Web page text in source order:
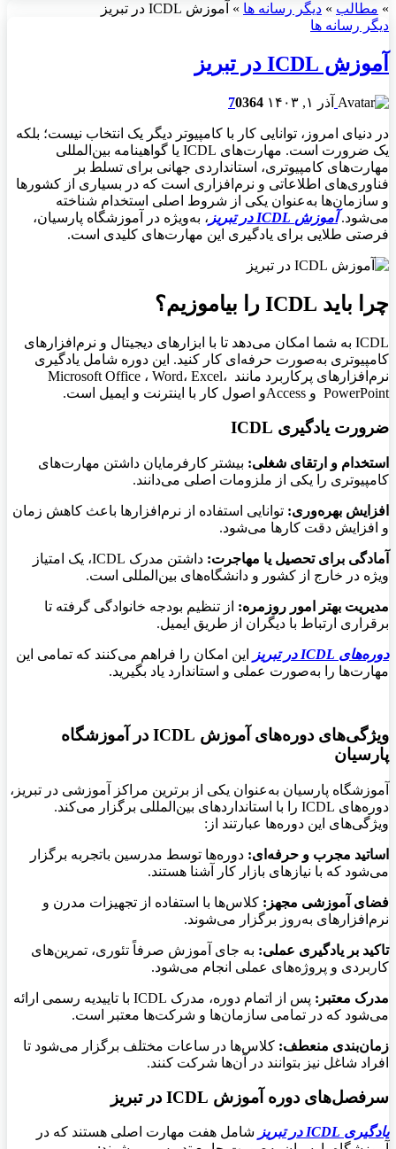
» مطالب » دیگر رسانه ها » آموزش ICDL در تبریز
دیگر رسانه ها
آموزش ICDL در تبریز
آذر ۱, ۱۴۰۳ 70364
در دنیای امروز، توانایی کار با کامپیوتر دیگر یک انتخاب نیست؛ بلکه
یک ضرورت است. مهارت‌های
ICDL یا گواهینامه بین‌المللی
مهارت‌های کامپیوتری، استانداردی جهانی برای تسلط بر
فناوری‌های اطلاعاتی و نرم‌افزاری است که در بسیاری از کشورها
و سازمان‌ها به‌عنوان یکی از شروط اصلی استخدام شناخته
می‌شود.آموزش در تبریز ، به‌ویژه در آموزشگاه پارسیان،
فرصتی طلایی برای یادگیری این مهارت‌های کلیدی است.
چرا باید را بیاموزیم؟
ICDL به شما امکان می‌دهد تا با ابزارهای دیجیتال و نرم‌افزارهای
کامپیوتری به‌صورت حرفه‌ای کار کنید. این دوره شامل یادگیری
نرم‌افزارهای پرکاربرد مانند
Word، Excel،
PowerPoint و
.
ضرورت یادگیری ICDL
استخدام و ارتقای شغلی: بیشتر کارفرمایان داشتن مهارت‌های
کامپیوتری را یکی از ملزومات اصلی می‌دانند.
افزایش بهره‌وری: توانایی استفاده از نرم‌افزارها باعث کاهش زمان
و افزایش دقت کارها می‌شود.
آمادگی برای تحصیل یا مهاجرت: داشتن مدرک
ICDL، یک امتیاز
ویژه در خارج از کشور و دانشگاه‌های بین‌المللی است.
مدیریت بهتر امور روزمره: از تنظیم بودجه خانوادگی گرفته تا
برقراری ارتباط با دیگران از طریق ایمیل.
دوره‌های در تبریز
این امکان را فراهم می‌کنند که تمامی این
مهارت‌ها را به‌صورت عملی و استاندارد یاد بگیرید.
ویژگی‌های دوره‌های آموزش ICDL
در آموزشگاه
پارسیان
آموزشگاه پارسیان به‌عنوان یکی از برترین مراکز آموزشی در تبریز،
دوره‌های
ICDL را با استانداردهای بین‌المللی برگزار می‌کند.
ویژگی‌های این دوره‌ها عبارتند از :
اساتید مجرب و حرفه‌ای: دوره‌ها توسط مدرسین باتجربه برگزار
می‌شود که با نیازهای بازار کار آشنا هستند.
فضای آموزشی مجهز : کلاس‌ها با استفاده از تجهیزات مدرن و
نرم‌افزارهای به‌روز برگزار می‌شوند.
تاکید بر یادگیری عملی: به جای آموزش صرفاً تئوری، تمرین‌های
کاربردی و پروژه‌های عملی انجام می‌شود.
مدرک معتبر : پس از اتمام دوره، مدرک
ICDL با تاییدیه رسمی ارائه
می‌شود که در تمامی سازمان‌ها و شرکت‌ها معتبر است.
زمان‌بندی منعطف: کلاس‌ها در ساعات مختلف برگزار می‌شود تا
افراد شاغل نیز بتوانند در آن‌ها شرکت کنند.
سرفصل‌های دوره آموزش ICDL در تبریز
یادگیری ICDL در تبریز شامل هفت مهارت اصلی هستند که در